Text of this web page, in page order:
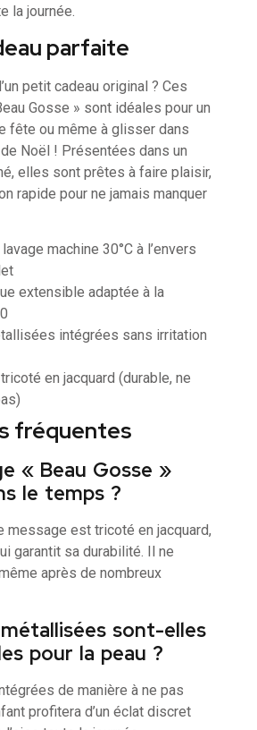
la journée.
parfaite
petit cadeau original ? Ces
Gosse » sont idéales pour un
fête ou même à glisser dans
Noël ! Présentées dans un
elles sont prêtes à faire plaisir,
rapide pour ne jamais manquer
machine 30°C à l’envers
extensible adaptée à la
intégrées sans irritation
en jacquard (durable, ne
fréquentes
« Beau Gosse »
le temps ?
message est tricoté en jacquard,
garantit sa durabilité. Il ne
après de nombreux
sont-elles
pour la peau ?
de manière à ne pas
profitera d’un éclat discret